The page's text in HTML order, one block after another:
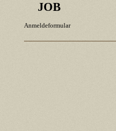
JOB
Anmeldeformular